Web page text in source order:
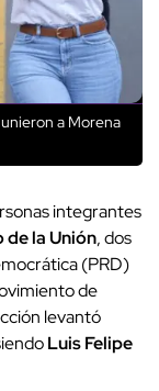
a Morena
integrantes
de la Unión, dos
(PRD)
de
levantó
Luis Felipe